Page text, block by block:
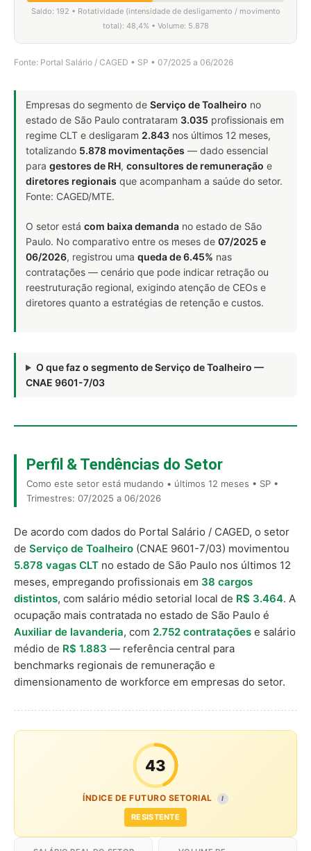
Saldo: 192 • Rotatividade (intensidade de desligamento / movimento
total): 48,4% • Volume: 5.878
Fonte: Portal Salário / CAGED • SP • 07/2025 a 06/2026
Empresas do segmento de Serviço de Toalheiro no
estado de São Paulo contrataram 3.035 profissionais em
regime CLT e desligaram 2.843 nos últimos 12 meses,
totalizando 5.878 movimentações — dado essencial
para gestores de RH, consultores de remuneração e
diretores regionais que acompanham a saúde do setor.
Fonte: CAGED/MTE.
O setor está com baixa demanda no estado de São
Paulo. No comparativo entre os meses de 07/2025 e
06/2026, registrou uma queda de 6.45% nas
contratações — cenário que pode indicar retração ou
reestruturação regional, exigindo atenção de CEOs e
diretores quanto a estratégias de retenção e custos.
O que faz o segmento de Serviço de Toalheiro —
CNAE 9601-7/03
Perfil & Tendências do Setor
Como este setor está mudando • últimos 12 meses • SP •
Trimestres: 07/2025 a 06/2026
De acordo com dados do Portal Salário / CAGED, o setor
de Serviço de Toalheiro (CNAE 9601-7/03) movimentou
5.878 vagas CLT no estado de São Paulo nos últimos 12
meses, empregando profissionais em 38 cargos
distintos, com salário médio setorial local de R$ 3.464. A
ocupação mais contratada no estado de São Paulo é
Auxiliar de lavanderia, com 2.752 contratações e salário
médio de R$ 1.883 — referência central para
benchmarks regionais de remuneração e
dimensionamento de workforce em empresas do setor.
43
ÍNDICE DE FUTURO SETORIAL I
RESISTENTE